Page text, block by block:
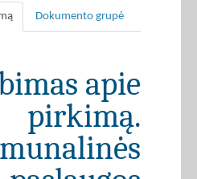
Dokumento grupė
apie
pirkimą.